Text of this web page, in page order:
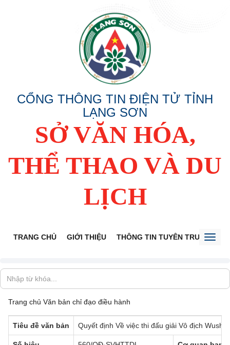
CỔNG THÔNG TIN ĐIỆN TỬ TỈNH
LẠNG SƠN
SỞ VĂN HÓA,
THỂ THAO VÀ DU
LỊCH
TRANG CHỦ GIỚI THIỆU THÔNG TIN TUYÊN TRUYỀN
Trang chủ Văn bản chỉ đạo điều hành
Tiêu đề văn bản Quyết định Về việc thi đấu giải Vô địch